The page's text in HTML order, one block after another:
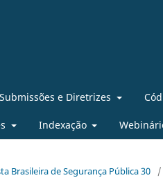
Submissões e Diretrizes
Indexação
Brasileira de Segurança Pública 30 /